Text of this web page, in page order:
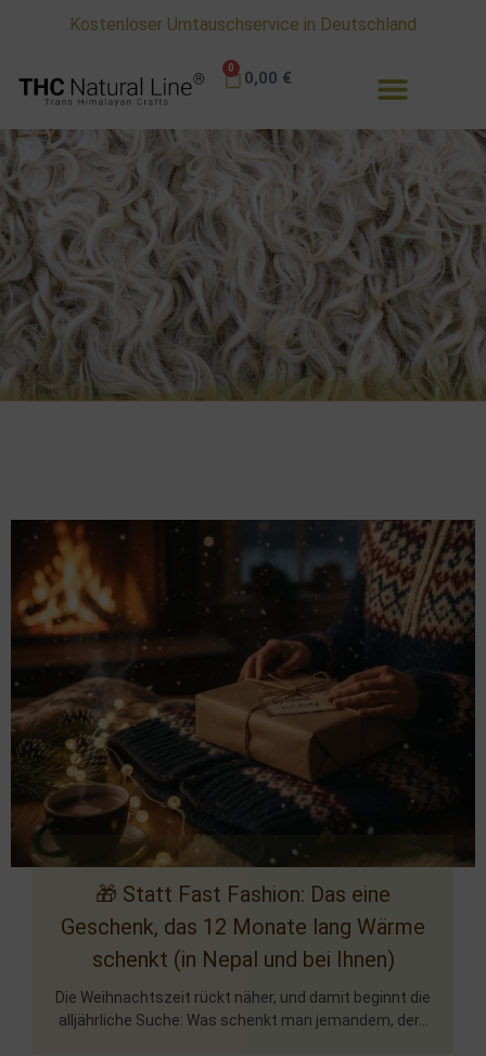
ab 75 Euro kostenlose Lieferung in Deutschland
0,00 €
0
🎁 Statt Fast Fashion: Das eine
Geschenk, das 12 Monate lang Wärme
schenkt (in Nepal und bei Ihnen)
Die Weihnachtszeit rückt näher, und damit beginnt die
alljährliche Suche: Was schenkt man jemandem, der...